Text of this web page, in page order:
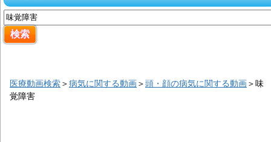
医療動画検索＞病気に関する動画＞頭・顔の病気に関する動画＞味
覚障害